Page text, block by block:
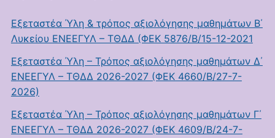
Εξεταστέα Ύλη & τρόπος αξιολόγησης μαθημάτων Β΄
Λυκείου ΕΝΕΕΓΥΛ – ΤΘΔΔ (ΦΕΚ 5876/Β/15-12-2021
Εξεταστέα Ύλη – Τρόπος αξιολόγησης μαθημάτων Δ΄
ΕΝΕΕΓΥΛ – ΤΘΔΔ 2026-2027 (ΦΕΚ 4660/Β/27-7-
2026)
Εξεταστέα Ύλη – Τρόπος αξιολόγησης μαθημάτων Γ΄
ΕΝΕΕΓΥΛ – ΤΘΔΔ 2026-2027 (ΦΕΚ 4609/Β/24-7-